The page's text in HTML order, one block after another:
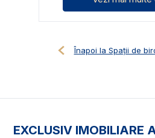
Înapoi la Spații de
EXCLUSIV IMOBILIARE